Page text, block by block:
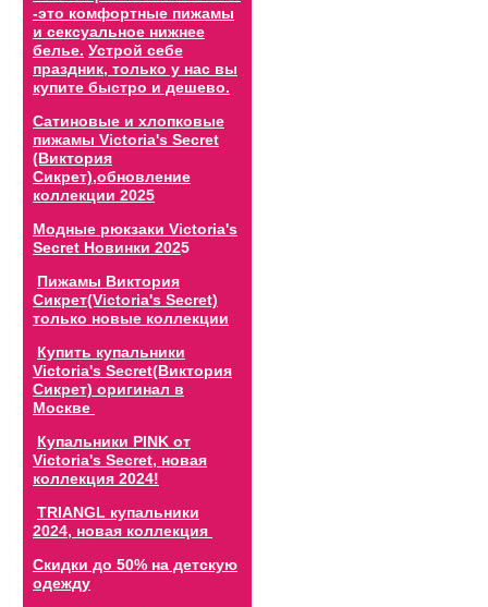
-это комфортные пижамы
и сексуальное нижнее
белье. Устрой себе
праздник, только у нас вы
купите быстро и дешево.
Сатиновые и хлопковые
пижамы Victoria's Secret
(Виктория
Сикрет),обновление
коллекции 2025
Модные рюкзаки Victoria's
Secret Новинки 2025
Пижамы Виктория
Сикрет(Victoria's Secret)
только новые коллекции
Купить купальники
Victoria's Secret(Виктория
Сикрет) оригинал в
Москве
Купальники PINK от
Victoria's Secret, новая
коллекция 2024!
TRIANGL купальники
2024, новая коллекция
Скидки до 50% на детскую
одежду